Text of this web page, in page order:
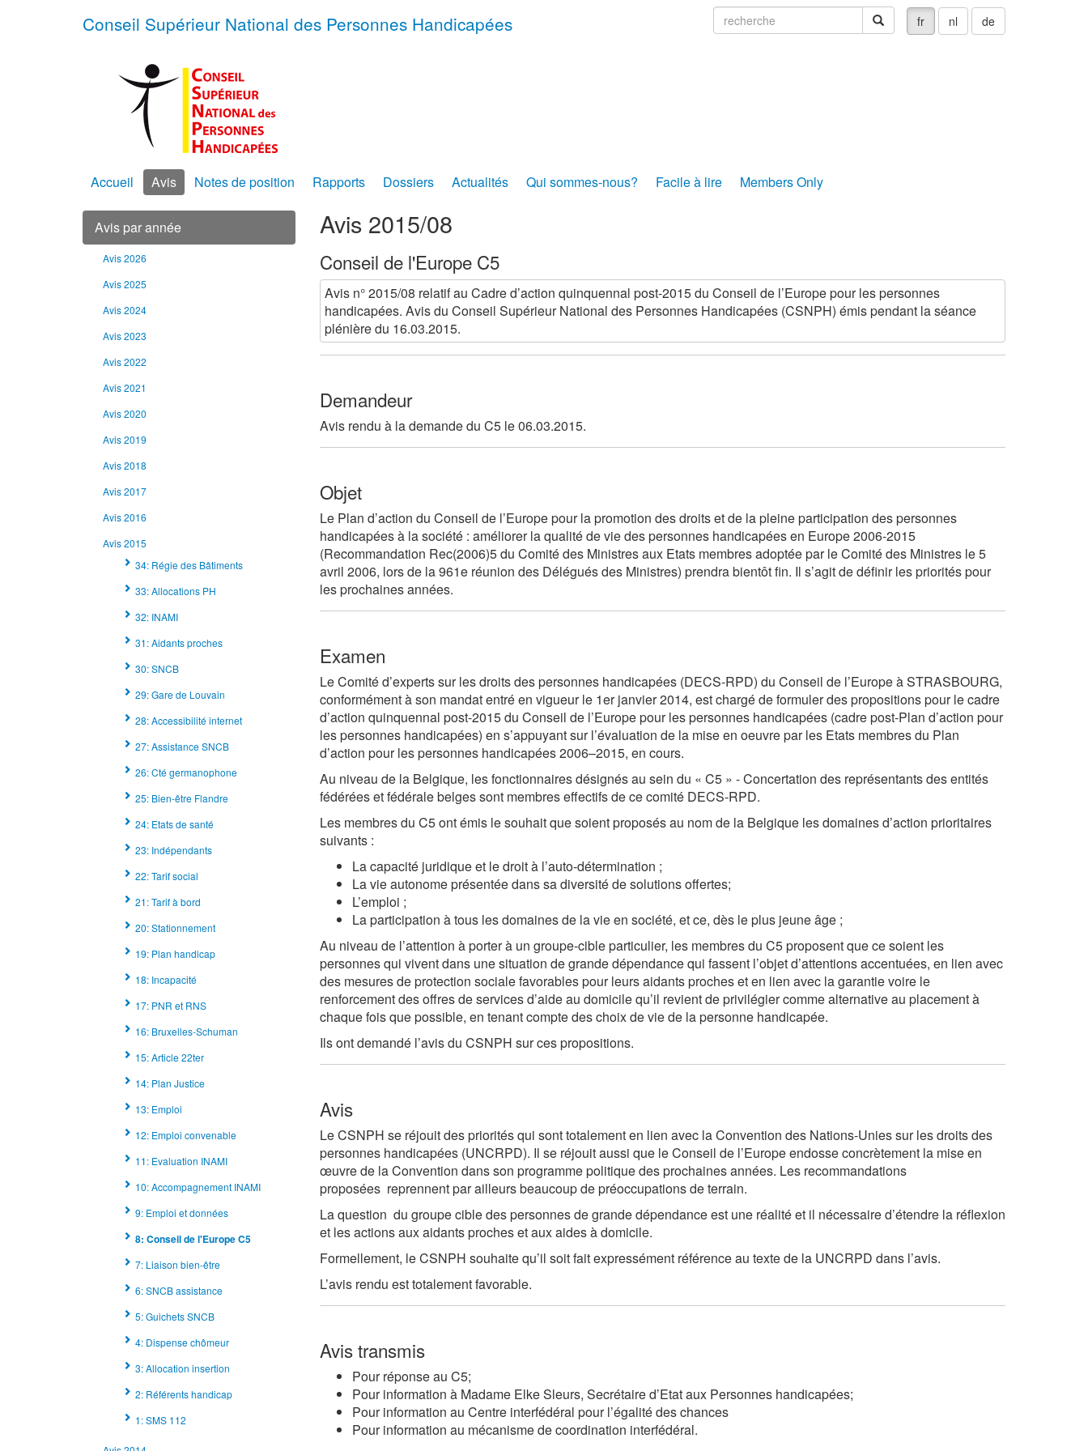
fr nl de
recherche recherche
Conseil Supérieur National des Personnes Handicapées
Accueil Avis Notes de position Rapports Dossiers Actualités Qui sommes-nous? Facile à lire Members Only
Avis par année
Avis 2026
Avis 2025
Avis 2024
Avis 2023
Avis 2022
Avis 2021
Avis 2020
Avis 2019
Avis 2018
Avis 2017
Avis 2016
Avis 2015
34: Régie des Bâtiments
33: Allocations PH
32: INAMI
31: Aidants proches
30: SNCB
29: Gare de Louvain
28: Accessibilité internet
27: Assistance SNCB
26: Cté germanophone
25: Bien-être Flandre
24: Etats de santé
23: Indépendants
22: Tarif social
21: Tarif à bord
20: Stationnement
19: Plan handicap
18: Incapacité
17: PNR et RNS
16: Bruxelles-Schuman
15: Article 22ter
14: Plan Justice
13: Emploi
12: Emploi convenable
11: Evaluation INAMI
10: Accompagnement INAMI
9: Emploi et données
8: Conseil de l'Europe C5
7: Liaison bien-être
6: SNCB assistance
5: Guichets SNCB
4: Dispense chômeur
3: Allocation insertion
2: Référents handicap
1: SMS 112
Avis 2015/08
Conseil de l'Europe C5
Avis n° 2015/08 relatif au Cadre d’action quinquennal post-2015 du Conseil de l’Europe pour les personnes
handicapées. Avis du Conseil Supérieur National des Personnes Handicapées (CSNPH) émis pendant la séance
plénière du 16.03.2015.
Demandeur
Avis rendu à la demande du C5 le 06.03.2015.
Objet
Le Plan d’action du Conseil de l’Europe pour la promotion des droits et de la pleine participation des personnes
handicapées à la société : améliorer la qualité de vie des personnes handicapées en Europe 2006-2015
(Recommandation Rec(2006)5 du Comité des Ministres aux Etats membres adoptée par le Comité des Ministres le 5
avril 2006, lors de la 961e réunion des Délégués des Ministres) prendra bientôt fin. Il s’agit de définir les priorités pour
les prochaines années.
Examen
Le Comité d’experts sur les droits des personnes handicapées (DECS-RPD) du Conseil de l’Europe à STRASBOURG,
conformément à son mandat entré en vigueur le 1er janvier 2014, est chargé de formuler des propositions pour le cadre
d’action quinquennal post-2015 du Conseil de l’Europe pour les personnes handicapées (cadre post-Plan d’action pour
les personnes handicapées) en s’appuyant sur l’évaluation de la mise en oeuvre par les Etats membres du Plan
d’action pour les personnes handicapées 2006–2015, en cours.
Au niveau de la Belgique, les fonctionnaires désignés au sein du « C5 » - Concertation des représentants des entités
fédérées et fédérale belges sont membres effectifs de ce comité DECS-RPD.
Les membres du C5 ont émis le souhait que soient proposés au nom de la Belgique les domaines d’action prioritaires
suivants :
La capacité juridique et le droit à l’auto-détermination ;
La vie autonome présentée dans sa diversité de solutions offertes;
L’emploi ;
La participation à tous les domaines de la vie en société, et ce, dès le plus jeune âge ;
Au niveau de l’attention à porter à un groupe-cible particulier, les membres du C5 proposent que ce soient les
personnes qui vivent dans une situation de grande dépendance qui fassent l’objet d’attentions accentuées, en lien avec
des mesures de protection sociale favorables pour leurs aidants proches et en lien avec la garantie voire le
renforcement des offres de services d’aide au domicile qu’il revient de privilégier comme alternative au placement à
chaque fois que possible, en tenant compte des choix de vie de la personne handicapée.
Ils ont demandé l’avis du CSNPH sur ces propositions.
Avis
Le CSNPH se réjouit des priorités qui sont totalement en lien avec la Convention des Nations-Unies sur les droits des
personnes handicapées (UNCRPD). Il se réjouit aussi que le Conseil de l’Europe endosse concrètement la mise en
œuvre de la Convention dans son programme politique des prochaines années. Les recommandations
proposées reprennent par ailleurs beaucoup de préoccupations de terrain.
La question du groupe cible des personnes de grande dépendance est une réalité et il nécessaire d’étendre la réflexion
et les actions aux aidants proches et aux aides à domicile.
Formellement, le CSNPH souhaite qu’il soit fait expressément référence au texte de la UNCRPD dans l’avis.
L’avis rendu est totalement favorable.
Avis transmis
Pour réponse au C5;
Pour information à Madame Elke Sleurs, Secrétaire d’Etat aux Personnes handicapées;
Pour information au Centre interfédéral pour l’égalité des chances
Pour information au mécanisme de coordination interfédéral.